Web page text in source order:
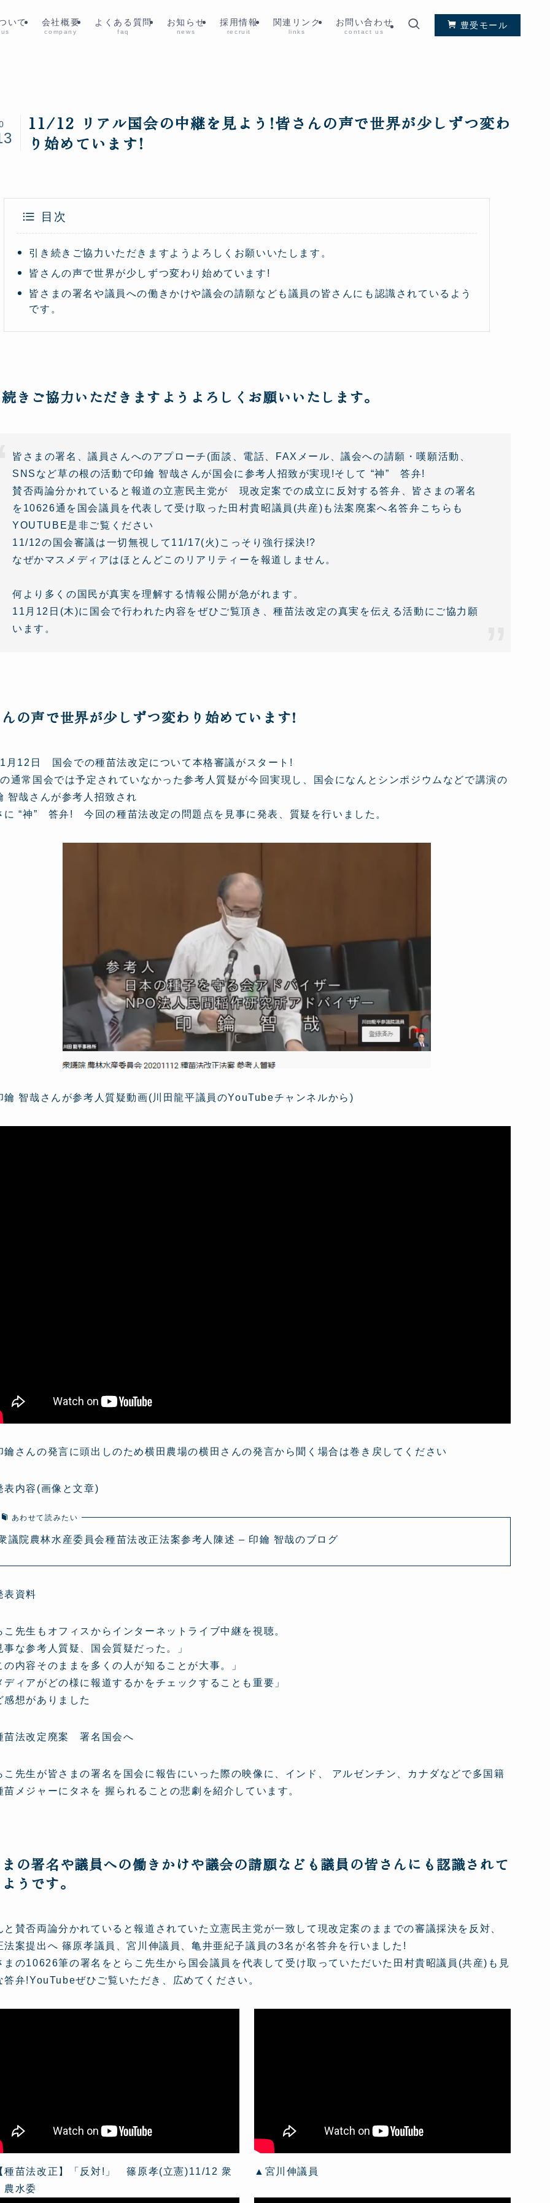
いて 会社概要
company
よくある質問
faq
お知らせ
news
採用情報
recruit
関連リンク
links
お問い合わせ
contact us
豊受モール
11/12 リアル国会の中継を見よう!皆さんの声で世界が少しずつ変わ
り始めています!
目次
引き続きご協力いただきますようよろしくお願いいたします。
皆さんの声で世界が少しずつ変わり始めています!
皆さまの署名や議員への働きかけや議会の請願なども議員の皆さんにも認識されているよう
です。
きご協力いただきますようよろしくお願いいたします。
皆さまの署名、議員さんへのアプローチ(面談、電話、FAXメール、議会への請願・嘆願活動、
SNSなど草の根の活動で印鑰 智哉さんが国会に参考人招致が実現!そして “神” 答弁!
賛否両論分かれていると報道の立憲民主党が 現改定案での成立に反対する答弁、皆さまの署名
を10626通を国会議員を代表して受け取った田村貴昭議員(共産)も法案廃案へ名答弁こちらも
YOUTUBE是非ご覧ください
11/12の国会審議は一切無視して11/17(火)こっそり強行採決!?
なぜかマスメディアはほとんどこのリアリティーを報道しません。
何より多くの国民が真実を理解する情報公開が急がれます。
11月12日(木)に国会で行われた内容をぜひご覧頂き、種苗法改定の真実を伝える活動にご協力願
います。
の声で世界が少しずつ変わり始めています!
月12日 国会での種苗法改定について本格審議がスタート!
通常国会では予定されていなかった参考人質疑が今回実現し、国会になんとシンポジウムなどで講演の
智哉さんが参考人招致され
に “神” 答弁! 今回の種苗法改定の問題点を見事に発表、質疑を行いました。
智哉さんが参考人質疑動画(川田龍平議員のYouTubeチャンネルから)
さんの発言に頭出しのため横田農場の横田さんの発言から聞く場合は巻き戻してください
表内容(画像と文章)
あわせて読みたい
議院農林水産委員会種苗法改正法案参考人陳述 – 印鑰 智哉のブログ
表資料
こ先生もオフィスからインターネットライブ中継を視聴。
事な参考人質疑、国会質疑だった。」
の内容そのままを多くの人が知ることが大事。」
ディアがどの様に報道するかをチェックすることも重要」
感想がありました
苗法改定廃案 署名国会へ
こ先生が皆さまの署名を国会に報告にいった際の映像に、インド、 アルゼンチン、カナダなどで多国籍
苗メジャーにタネを 握られることの悲劇を紹介しています。
の署名や議員への働きかけや議会の請願なども議員の皆さんにも認識されて
うです。
と賛否両論分かれていると報道されていた立憲民主党が一致して現改定案のままでの審議採決を反対、
法案提出へ 篠原孝議員、宮川伸議員、亀井亜紀子議員の3名が名答弁を行いました!
まの10626筆の署名をとらこ先生から国会議員を代表して受け取っていただいた田村貴昭議員(共産)も見
答弁!YouTubeぜひご覧いただき、広めてください。
種苗法改正】「反対!」 篠原孝(立憲)11/12 衆
農水委
▲宮川伸議員